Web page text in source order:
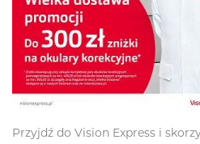
Przyjdź do Vision Express i